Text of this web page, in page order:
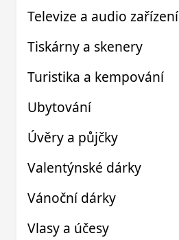
Televize a audio zařízení
Tiskárny a skenery
Turistika a kempování
Ubytování
Úvěry a půjčky
Valentýnské dárky
Vánoční dárky
Vlasy a účesy